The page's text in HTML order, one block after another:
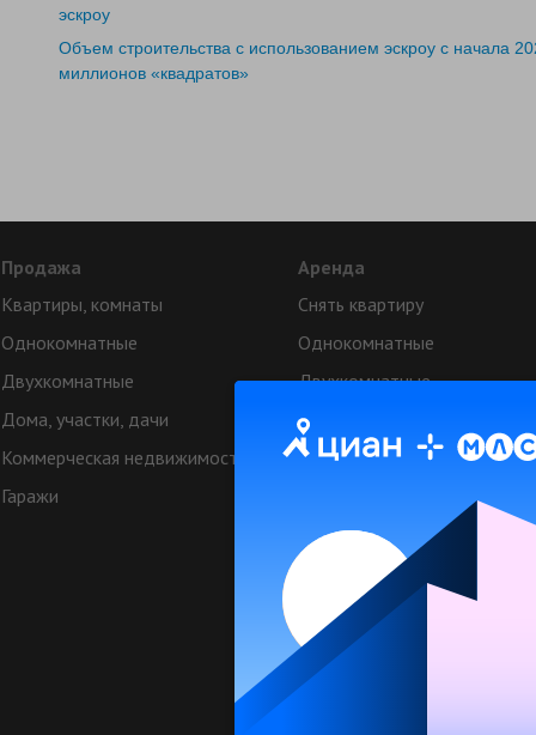
эскроу
Объем строительства с использованием эскроу с начала
миллионов «квадратов»
Продажа
Аренда
Квартиры, комнаты
Однокомнатные
Двухкомнатные
Дома, участки, дачи
Коммерческая недвижимость
Гаражи
Снять квартиру
Однокомнатные
Двухкомнатные
Аренда коттеджей
Квартиры посуточно
Коттеджи посуточно
Коммерческая
© МЛСН.ру - недвижимость